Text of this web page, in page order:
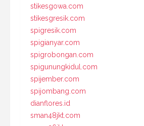
stikesgowa.com
stikesgresik.com
spigresik.com
spigianyar.com
spigrobongan.com
spigunungkidul.com
spijember.com
spijombang.com
dianflores.id
sman48jkt.com